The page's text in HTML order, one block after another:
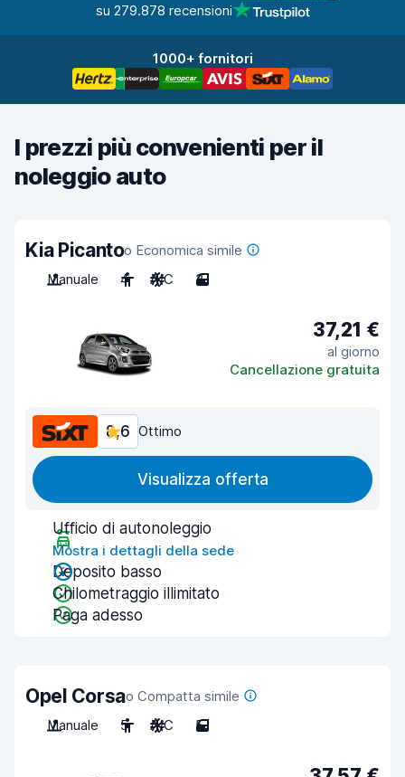
su 279.878 recensioni
1000+ fornitori
I prezzi più convenienti per il
noleggio auto
Kia Picantoo Economica simile
Manuale
4 A/C 3
37,21 €
al giorno
Cancellazione gratuita
8,6 Ottimo
Visualizza offerta
Ufficio di autonoleggio
Mostra i dettagli della sede
Deposito basso
Chilometraggio illimitato
Paga adesso
Opel Corsao Compatta simile
Manuale
5 A/C 5